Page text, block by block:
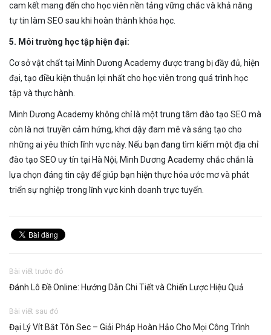
cam kết mang đến cho học viên nền tảng vững chắc và khả năng
tự tin làm SEO sau khi hoàn thành khóa học.
5. Môi trường học tập hiện đại:
Cơ sở vật chất tại Minh Dương Academy được trang bị đầy đủ, hiện
đại, tạo điều kiện thuận lợi nhất cho học viên trong quá trình học
tập và thực hành.
Minh Dương Academy không chỉ là một trung tâm đào tạo SEO mà
còn là nơi truyền cảm hứng, khơi dậy đam mê và sáng tạo cho
những ai yêu thích lĩnh vực này. Nếu bạn đang tìm kiếm một địa chỉ
đào tạo SEO uy tín tại Hà Nội, Minh Dương Academy chắc chắn là
lựa chọn đáng tin cậy để giúp bạn hiện thực hóa ước mơ và phát
triển sự nghiệp trong lĩnh vực kinh doanh trực tuyến.
Bài viết trước đó
Đánh Lô Đề Online: Hướng Dẫn Chi Tiết và Chiến Lược Hiệu Quả
Bài viết sau đó
Đại Lý Vít Bắt Tôn Sec – Giải Pháp Hoàn Hảo Cho Mọi Công Trình